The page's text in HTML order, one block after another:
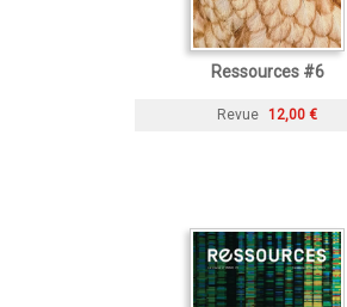
Ressources #6
Revue 12,00 €